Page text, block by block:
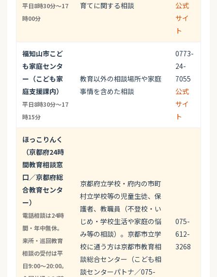
平日8時30分～17
時00分
育てに関する相談
公式
サイ
ト
福知山市こど
も家庭センタ
ー（こども家
庭支援課内）
平日8時30分～17
時15分
教育以外の相談場所や家庭
事情を含めた相談
0773-
24-
7055
公式
サイ
ト
ほっこりんく
（京都府24時
間教育相談窓
口／京都府総
合教育センタ
ー）
電話相談は24時
間・年中無休。
来所・巡回教育
相談の受付は平
日9:00〜20:00。
京都府立学校・府内の市町
村立学校等の児童生徒、保
護者、教職員（不登校・い
じめ・学校生活や家庭の悩
み等の相談）。京都市立学
校に通う方は京都市教育相
談総合センター（こども相
談センターパトナ／075-
075-
612-
3268